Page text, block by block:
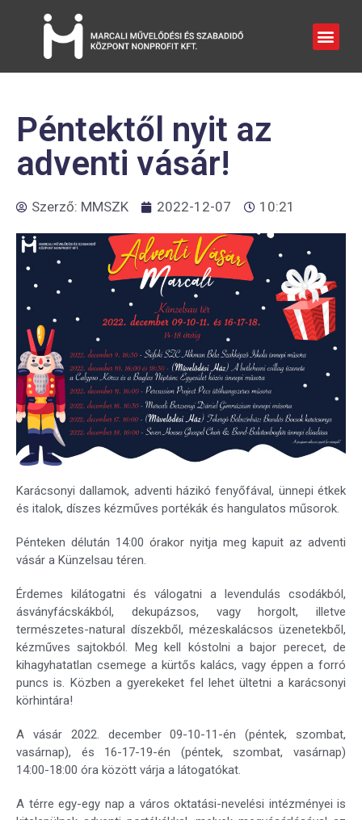
Péntektől nyit az
adventi vásár!
Szerző: MMSZK 2022-12-07 10:21
Karácsonyi dallamok, adventi házikó fenyőfával, ünnepi étkek
és italok, díszes kézműves portékák és hangulatos műsorok.
Pénteken délután 14:00 órakor nyitja meg kapuit az adventi
vásár a Künzelsau téren.
Érdemes kilátogatni és válogatni a levendulás csodákból,
ásványfácskákból, dekupázsos, vagy horgolt, illetve
természetes-natural díszekből, mézeskalácsos üzenetekből,
kézműves sajtokból. Meg kell kóstolni a bajor perecet, de
kihagyhatatlan csemege a kürtős kalács, vagy éppen a forró
puncs is. Közben a gyerekeket fel lehet ültetni a karácsonyi
körhintára!
A vásár 2022. december 09-10-11-én (péntek, szombat,
vasárnap), és 16-17-19-én (péntek, szombat, vasárnap)
14:00-18:00 óra között várja a látogatókat.
A térre egy-egy nap a város oktatási-nevelési intézményei is